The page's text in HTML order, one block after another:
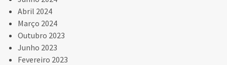
Abril 2024
Março 2024
Outubro 2023
Junho 2023
Fevereiro 2023